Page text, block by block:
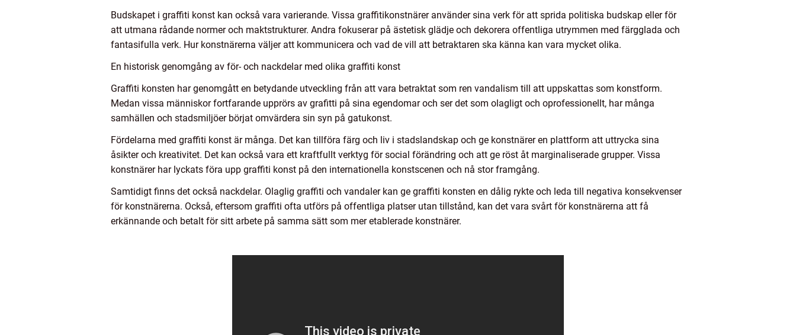
Budskapet i graffiti konst kan också vara varierande. Vissa graffitikonstnärer använder sina verk för att sprida politiska budskap eller för
att utmana rådande normer och maktstrukturer. Andra fokuserar på ästetisk glädje och dekorera offentliga utrymmen med färgglada och
fantasifulla verk. Hur konstnärerna väljer att kommunicera och vad de vill att betraktaren ska känna kan vara mycket olika.
En historisk genomgång av för- och nackdelar med olika graffiti konst
Graffiti konsten har genomgått en betydande utveckling från att vara betraktat som ren vandalism till att uppskattas som konstform.
Medan vissa människor fortfarande upprörs av grafitti på sina egendomar och ser det som olagligt och oprofessionellt, har många
samhällen och stadsmiljöer börjat omvärdera sin syn på gatukonst.
Fördelarna med graffiti konst är många. Det kan tillföra färg och liv i stadslandskap och ge konstnärer en plattform att uttrycka sina
åsikter och kreativitet. Det kan också vara ett kraftfullt verktyg för social förändring och att ge röst åt marginaliserade grupper. Vissa
konstnärer har lyckats föra upp graffiti konst på den internationella konstscenen och nå stor framgång.
Samtidigt finns det också nackdelar. Olaglig graffiti och vandaler kan ge graffiti konsten en dålig rykte och leda till negativa konsekvenser
för konstnärerna. Också, eftersom graffiti ofta utförs på offentliga platser utan tillstånd, kan det vara svårt för konstnärerna att få
erkännande och betalt för sitt arbete på samma sätt som mer etablerade konstnärer.